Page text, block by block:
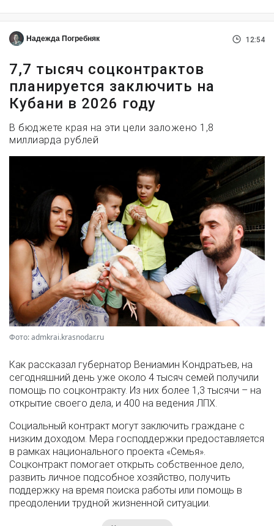
Надежда Погребняк 12:54
7,7 тысяч соцконтрактов
планируется заключить на
Кубани в 2026 году
В бюджете края на эти цели заложено 1,8
миллиарда рублей
Фото: admkrai.krasnodar.ru
Как рассказал губернатор Вениамин Кондратьев, на
сегодняшний день уже около 4 тысяч семей получили
помощь по соцконтракту. Из них более 1,3 тысячи – на
открытие своего дела, и 400 на ведения ЛПХ.
Социальный контракт могут заключить граждане с
низким доходом. Мера господдержки предоставляется
в рамках национального проекта «Семья».
Соцконтракт помогает открыть собственное дело,
развить личное подсобное хозяйство, получить
поддержку на время поиска работы или помощь в
преодолении трудной жизненной ситуации.